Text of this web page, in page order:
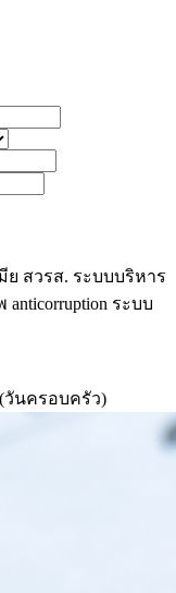
ย สวรส. ระบบบริหาร
anticorruption ระบบ
วันครอบครัว)